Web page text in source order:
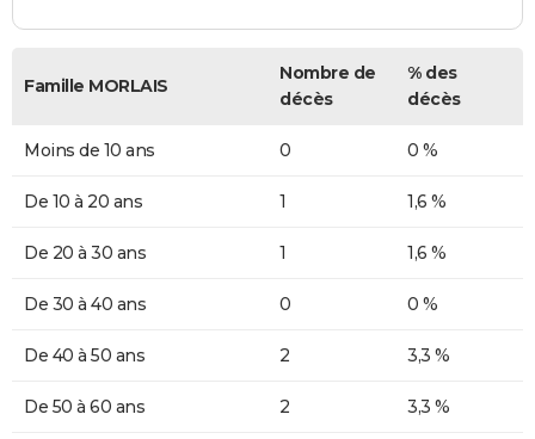
Famille MORLAIS
Nombre de
décès
% des
décès
Moins de 10 ans 0 0 %
De 10 à 20 ans 1 1,6 %
De 20 à 30 ans 1 1,6 %
De 30 à 40 ans 0 0 %
De 40 à 50 ans 2 3,3 %
De 50 à 60 ans 2 3,3 %